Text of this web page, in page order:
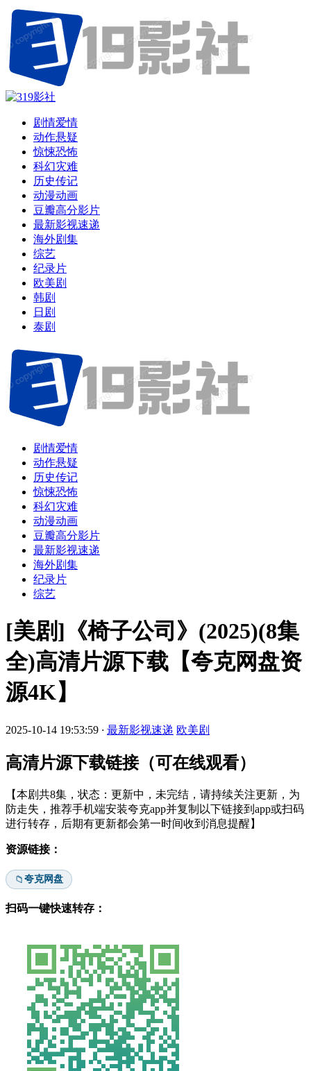
剧情爱情
动作悬疑
惊悚恐怖
科幻灾难
历史传记
动漫动画
豆瓣高分影片
最新影视速递
海外剧集
综艺
纪录片
欧美剧
韩剧
日剧
泰剧
剧情爱情
动作悬疑
历史传记
惊悚恐怖
科幻灾难
动漫动画
豆瓣高分影片
最新影视速递
海外剧集
纪录片
综艺
[美剧]《椅子公司》(2025)(8集
全)高清片源下载【夸克网盘资
源4K】
2025-10-14 19:53:59 · 最新影视速递 欧美剧
高清片源下载链接（可在线观看）
【本剧共8集，状态：更新中，未完结，请持续关注更新，为
防走失，推荐手机端安装夸克app并复制以下链接到app或扫码
进行转存，后期有更新都会第一时间收到消息提醒】
资源链接：
📁夸克网盘
扫码一键快速转存：